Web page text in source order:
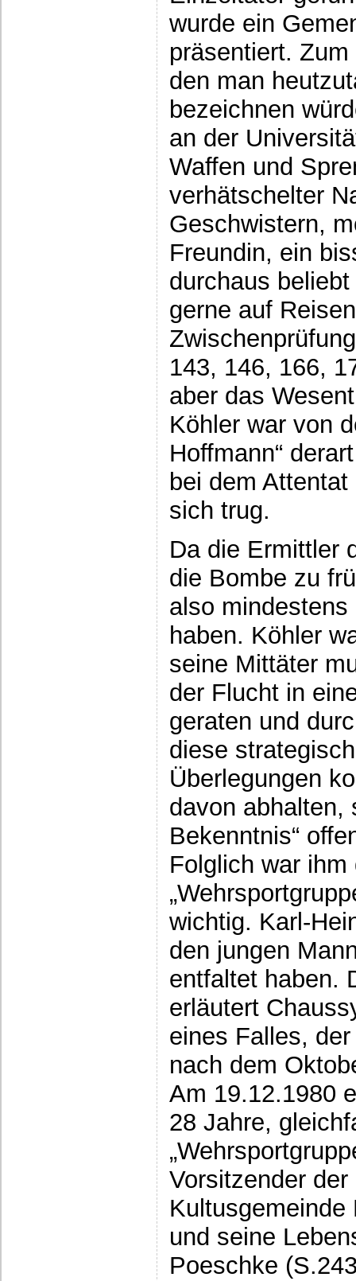
wurde ein
präsentiert.
den man
bezeichnen
an der
Waffen und
verhätschelter
Geschwistern,
Freundin, ein
durchaus
gerne auf
143, 146, 166,
aber das
Köhler war von
Hoffmann“
bei dem
sich trug.
Da die Ermittler
die Bombe zu
also
haben. Köhler
seine Mittäter
der Flucht in
geraten und
diese
Überlegungen
davon abhalten,
Bekenntnis“
Folglich war
wichtig. Karl-
den jungen
entfaltet haben.
erläutert
eines Falles,
nach dem
Am 19.12.1980
28 Jahre,
Vorsitzender
Kultusgemeinde
und seine
Poeschke